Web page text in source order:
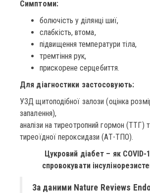
Симптоми:
болючість у ділянці шиї,
слабкість, втома,
підвищення температури тіла,
тремтіння рук,
прискорене серцебиття.
Для діагностики застосовують:
УЗД щитоподібної залози (оцінка
запалення),
аналізи на тиреотропний гормон (ТТГ)
тиреоїдної пероксидази (АТ-ТПО).
Цукровий діабет – як
спровокувати
За даними Nature Reviews